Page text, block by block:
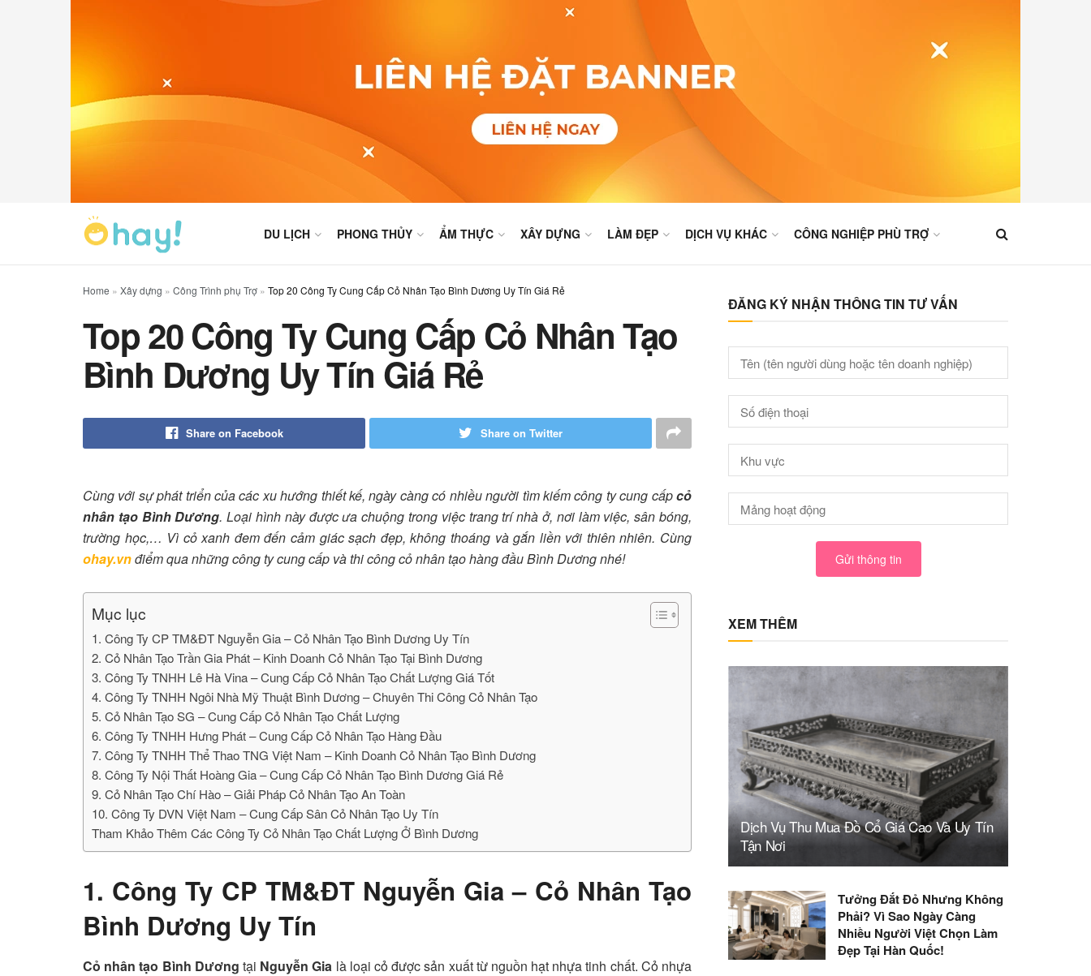
DU LỊCH PHONG THỦY ẨM THỰC XÂY DỰNG LÀM ĐẸP DỊCH VỤ KHÁC CÔNG NGHIỆP PHÙ TRỢ
Home » Xây dựng » Công Trình phụ Trợ » Top 20 Công Ty Cung Cấp Cỏ Nhân Tạo Bình Dương Uy Tín Giá Rẻ
Top 20 Công Ty Cung Cấp Cỏ Nhân Tạo
Bình Dương Uy Tín Giá Rẻ
Share on Facebook Share on Twitter
Cùng với sự phát triển của các xu hướng thiết kế, ngày càng có nhiều người tìm kiếm công ty cung cấpcỏ
nhân tạo Bình Dương. Loại hình này được ưa chuộng trong việc trang trí nhà ở, nơi làm việc, sân bóng,
trường học,… Vì cỏ xanh đem đến cảm giác sạch đẹp, không thoáng và gắn liền với thiên nhiên. Cùng
ohay.vnđiểm qua những công ty cung cấp và thi công cỏ nhân tạo hàng đầu Bình Dương nhé!
Mục lục
1. Công Ty CP TM&ĐT Nguyễn Gia – Cỏ Nhân Tạo Bình Dương Uy Tín
2. Cỏ Nhân Tạo Trần Gia Phát – Kinh Doanh Cỏ Nhân Tạo Tại Bình Dương
3. Công Ty TNHH Lê Hà Vina – Cung Cấp Cỏ Nhân Tạo Chất Lượng Giá Tốt
4. Công Ty TNHH Ngôi Nhà Mỹ Thuật Bình Dương – Chuyên Thi Công Cỏ Nhân Tạo
5. Cỏ Nhân Tạo SG – Cung Cấp Cỏ Nhân Tạo Chất Lượng
6. Công Ty TNHH Hưng Phát – Cung Cấp Cỏ Nhân Tạo Hàng Đầu
7. Công Ty TNHH Thể Thao TNG Việt Nam – Kinh Doanh Cỏ Nhân Tạo Bình Dương
8. Công Ty Nội Thất Hoàng Gia – Cung Cấp Cỏ Nhân Tạo Bình Dương Giá Rẻ
9. Cỏ Nhân Tạo Chí Hào – Giải Pháp Cỏ Nhân Tạo An Toàn
10. Công Ty DVN Việt Nam – Cung Cấp Sân Cỏ Nhân Tạo Uy Tín
Tham Khảo Thêm Các Công Ty Cỏ Nhân Tạo Chất Lượng Ở Bình Dương
1. Công Ty CP TM&ĐT Nguyễn Gia – Cỏ Nhân Tạo
Bình Dương Uy Tín
Cỏ nhân tạo Bình Dương tại Nguyễn Gia là loại cỏ được sản xuất từ nguồn hạt nhựa tinh chất. Cỏ nhựa
ĐĂNG KÝ NHẬN THÔNG TIN TƯ VẤN
Gửi thông tin
XEM THÊM
Dịch Vụ Thu Mua Đồ Cổ Giá Cao Và Uy Tín
Tận Nơi
Tưởng Đắt Đỏ Nhưng Không
Phải? Vì Sao Ngày Càng
Nhiều Người Việt Chọn Làm
Đẹp Tại Hàn Quốc!